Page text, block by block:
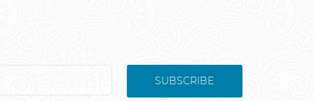
SUBSCRIBE